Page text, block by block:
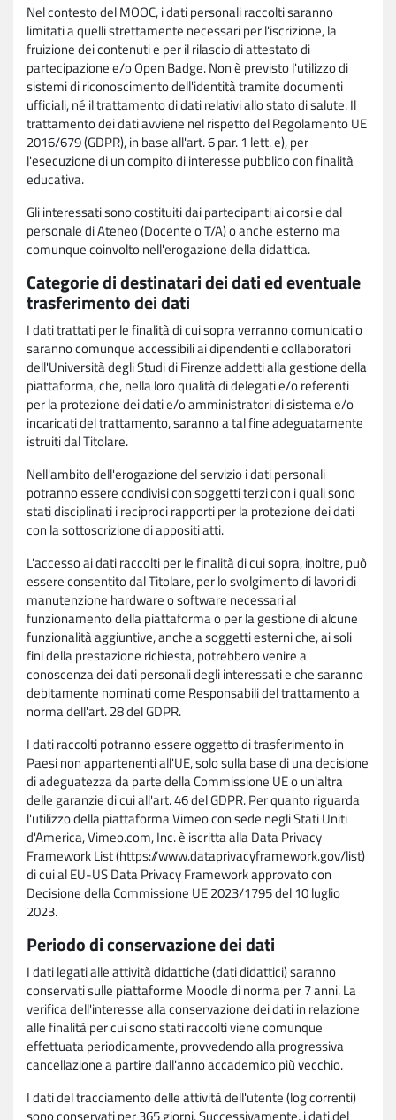
Nel contesto del MOOC, i dati personali raccolti saranno
limitati a quelli strettamente necessari per l'iscrizione, la
fruizione dei contenuti e per il rilascio di attestato di
partecipazione e/o Open Badge. Non è previsto l'utilizzo di
sistemi di riconoscimento dell'identità tramite documenti
ufficiali, né il trattamento di dati relativi allo stato di salute. Il
trattamento dei dati avviene nel rispetto del Regolamento UE
2016/679 (GDPR), in base all'art. 6 par. 1 lett. e), per
l'esecuzione di un compito di interesse pubblico con finalità
educativa.
Gli interessati sono costituiti dai partecipanti ai corsi e dal
personale di Ateneo (Docente o T/A) o anche esterno ma
comunque coinvolto nell'erogazione della didattica.
Categorie di destinatari dei dati ed eventuale
trasferimento dei dati
I dati trattati per le finalità di cui sopra verranno comunicati o
saranno comunque accessibili ai dipendenti e collaboratori
dell'Università degli Studi di Firenze addetti alla gestione della
piattaforma, che, nella loro qualità di delegati e/o referenti
per la protezione dei dati e/o amministratori di sistema e/o
incaricati del trattamento, saranno a tal fine adeguatamente
istruiti dal Titolare.
Nell'ambito dell'erogazione del servizio i dati personali
potranno essere condivisi con soggetti terzi con i quali sono
stati disciplinati i reciproci rapporti per la protezione dei dati
con la sottoscrizione di appositi atti.
L'accesso ai dati raccolti per le finalità di cui sopra, inoltre, può
essere consentito dal Titolare, per lo svolgimento di lavori di
manutenzione hardware o software necessari al
funzionamento della piattaforma o per la gestione di alcune
funzionalità aggiuntive, anche a soggetti esterni che, ai soli
fini della prestazione richiesta, potrebbero venire a
conoscenza dei dati personali degli interessati e che saranno
debitamente nominati come Responsabili del trattamento a
norma dell'art. 28 del GDPR.
I dati raccolti potranno essere oggetto di trasferimento in
Paesi non appartenenti all'UE, solo sulla base di una decisione
di adeguatezza da parte della Commissione UE o un'altra
delle garanzie di cui all'art. 46 del GDPR. Per quanto riguarda
l'utilizzo della piattaforma Vimeo con sede negli Stati Uniti
d'America, Vimeo.com, Inc. è iscritta alla Data Privacy
Framework List (https://www.dataprivacyframework.gov/list)
di cui al EU-US Data Privacy Framework approvato con
Decisione della Commissione UE 2023/1795 del 10 luglio
2023.
Periodo di conservazione dei dati
I dati legati alle attività didattiche (dati didattici) saranno
conservati sulle piattaforme Moodle di norma per 7 anni. La
verifica dell'interesse alla conservazione dei dati in relazione
alle finalità per cui sono stati raccolti viene comunque
effettuata periodicamente, provvedendo alla progressiva
cancellazione a partire dall'anno accademico più vecchio.
I dati del tracciamento delle attività dell'utente (log correnti)
sono conservati per 365 giorni. Successivamente, i dati del